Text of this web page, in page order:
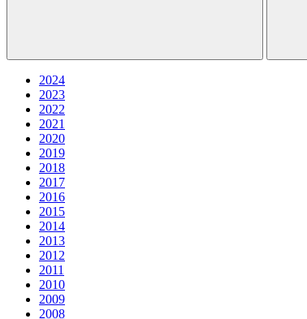
2024
2023
2022
2021
2020
2019
2018
2017
2016
2015
2014
2013
2012
2011
2010
2009
2008